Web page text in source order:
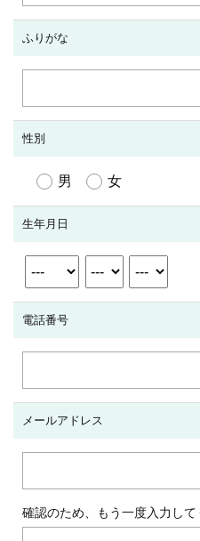
ふりがな
性別
男 女
生年月日
電話番号
メールアドレス
確認のため、もう一度入力して